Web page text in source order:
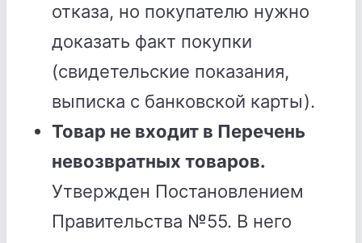
отказа, но покупателю нужно
доказать факт покупки
(свидетельские показания,
выписка с банковской карты).
Товар не входит в Перечень
невозвратных товаров.
Утвержден Постановлением
Правительства №55. В него